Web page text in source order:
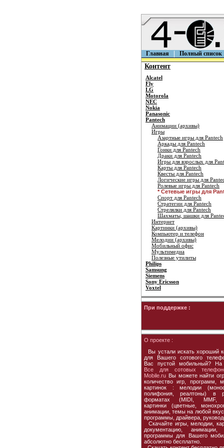
Главная Полный список
Контент
Alcatel
Fly
LG
Motorola
NEC
Nokia
Panasonic
Pantech
Анимации (архивы)
Игры
Азартные игры для Pantech
Аркады для Pantech
Гонки для Pantech
Драки для Pantech
Игры для взрослых для
Карты для Pantech
Квесты для Pantech
Логические игры для
Ролевые игры для Pantech
* Сетевые игры для
Спорт для Pantech
Стратегии для Pantech
Стрелялки для Pantech
Шахматы, шашки для
Интернет
Картинки (архивы)
Компьютер и телефон
Мелодии (архивы)
Мобильный офис
Мультимедиа
Полезные утилиты
Philips
Samsung
Siemens
Sony Ericsson
Voxtel
При поддержке :
О проекте :
Вы устали искать хороший
для Вашего сотового
Вас пустой мобильный? На
Все для сотовых
Mobile.ru Вы можете найти
количество игр, программ,
картинок : мелодии
полифония, реалтоны) в
форматах (MIDI, MMF,
картинки (цветные,
анимации, темы на любой
программы, драйвера,
Скачайте игры, мелодии,
документацию, анимации,
программы для Вашего
абсолютно бесплатно.